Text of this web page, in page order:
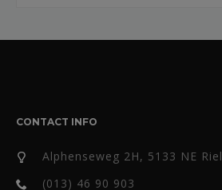
CONTACT INFO
Alphenseweg 2H, 5133 NE Riel
(013) 46 90 903